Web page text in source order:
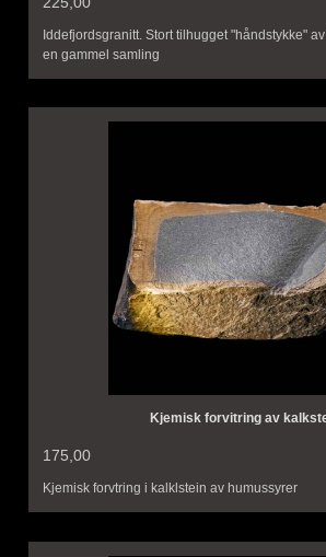
Iddefjordsgranitt. Stort tilhugget "håndstykke"
en gammel samling
Kjemisk forvitring av
175,00
Kjemisk forvtring i kalklstein av humussyrer